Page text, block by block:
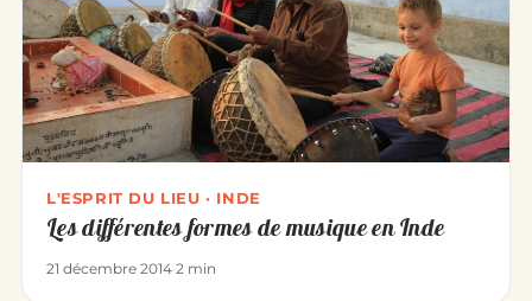
L'ESPRIT DU LIEU · INDE
Les différentes formes de musique en Inde
21 décembre 2014·2 min